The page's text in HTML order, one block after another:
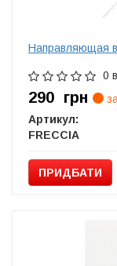
Направляющая
0
290 грн
Артикул:
FRECCIA
ПРИДБАТИ